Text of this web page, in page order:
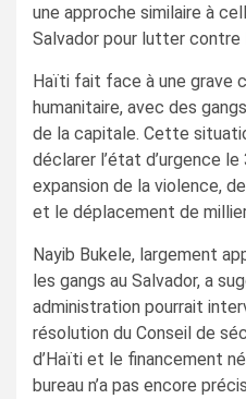
une approche similaire à
Salvador pour lutter contre
Haïti fait face à une grave
humanitaire, avec des
de la capitale. Cette
déclarer l’état d’urgence le
expansion de la violence,
et le déplacement de
Nayib Bukele, largement
les gangs au Salvador, a
administration pourrait
résolution du Conseil de
d’Haïti et le financement
bureau n’a pas encore